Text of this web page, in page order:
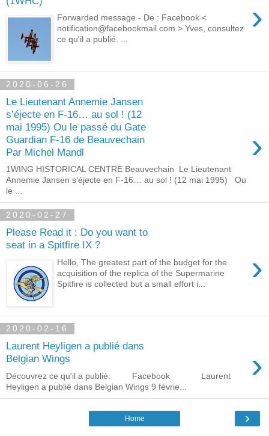
›
Forwarded message - De : Facebook <
notification@facebookmail.com > Yves, consultez
ce qu'il a publié. ...
2020-06-26
Le Lieutenant Annemie Jansen
s’éjecte en F-16… au sol ! (12
mai 1995) Ou le passé du Gate
Guardian F-16 de Beauvechain
Par Michel Mandl
›
1WING HISTORICAL CENTRE Beauvechain Le Lieutenant
Annemie Jansen s'éjecte en F-16… au sol ! (12 mai 1995) Ou
le ...
2020-02-27
Please Read it : Do you want to
seat in a Spitfire IX ?
›
Hello, The greatest part of the budget for the
acquisition of the replica of the Supermarine
Spitfire is collected but a small effort i...
2020-02-16
Laurent Heyligen a publié dans
Belgian Wings
›
Découvrez ce qu'il a publié. Facebook Laurent
Heyligen a publié dans Belgian Wings 9 févrie...
›
Home